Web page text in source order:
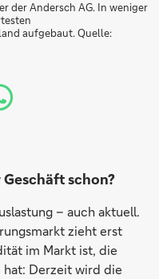
der Andersch AG. In weniger
aufgebaut. Quelle:
schon?
– auch aktuell.
zieht erst
im Markt ist, die
Derzeit wird die